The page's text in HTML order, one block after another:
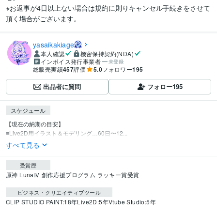
※お返事が4日以上ない場合は規約に則りキャンセル手続きをさせて
頂く場合がございます。
yasaikakiage
本人確認
機密保持契約(NDA)
インボイス発行事業者
未登録
総販売実績457評価 5.0フォロワー195
出品者に質問 フォロー195
スケジュール
【現在の納期の目安】
■Live2D用イラスト＆モデリング…60日〜12...
すべて見る
受賞歴
原神 LunaⅣ 創作応援プログラム ラッキー賞受賞
ビジネス・クリエイティブツール
CLIP STUDIO PAINT:18年Live2D:5年Vtube Studio:5年